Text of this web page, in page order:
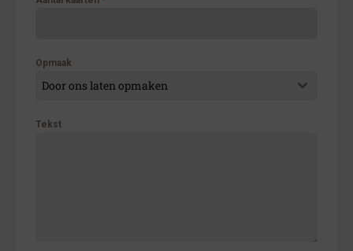
Opmaak
Door ons laten opmaken
Tekst